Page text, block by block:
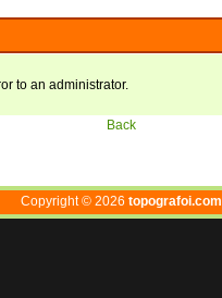
to an administrator.
Back
Copyright © 2026 topografoi.com